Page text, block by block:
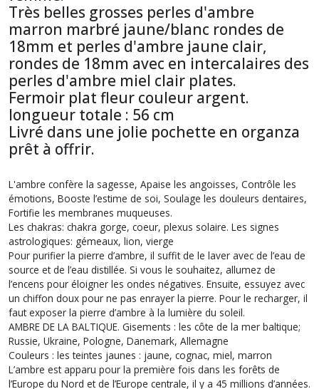
Très belles grosses perles d'ambre
marron marbré jaune/blanc rondes de
18mm et perles d'ambre jaune clair,
rondes de 18mm avec en intercalaires des
perles d'ambre miel clair plates.
Fermoir plat fleur couleur argent.
longueur totale : 56 cm
Livré dans une jolie pochette en organza
prêt à offrir.
L'ambre confère la sagesse, Apaise les angoisses, Contrôle les
émotions, Booste l’estime de soi, Soulage les douleurs dentaires,
Fortifie les membranes muqueuses.
Les chakras: chakra gorge, coeur, plexus solaire. Les signes
astrologiques: gémeaux, lion, vierge
Pour purifier la pierre d’ambre, il suffit de le laver avec de l’eau de
source et de l’eau distillée. Si vous le souhaitez, allumez de
l’encens pour éloigner les ondes négatives. Ensuite, essuyez avec
un chiffon doux pour ne pas enrayer la pierre. Pour le recharger, il
faut exposer la pierre d’ambre à la lumière du soleil.
AMBRE DE LA BALTIQUE. Gisements : les côte de la mer baltique;
Russie, Ukraine, Pologne, Danemark, Allemagne
Couleurs : les teintes jaunes : jaune, cognac, miel, marron
L’ambre est apparu pour la première fois dans les forêts de
l’Europe du Nord et de l’Europe centrale, il y a 45 millions d’années.